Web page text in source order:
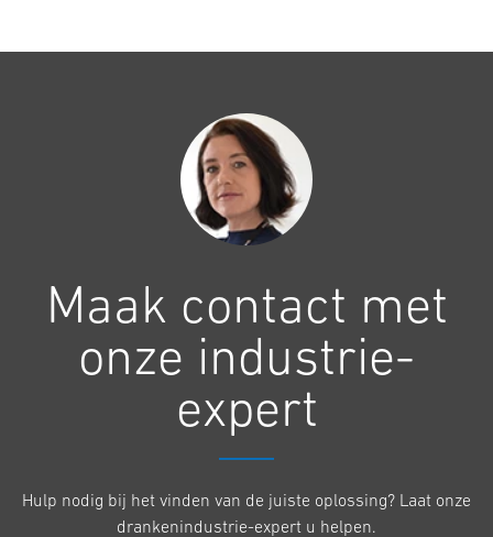
Maak contact met
onze industrie-
expert
Hulp nodig bij het vinden van de juiste oplossing? Laat onze
drankenindustrie-expert u helpen.